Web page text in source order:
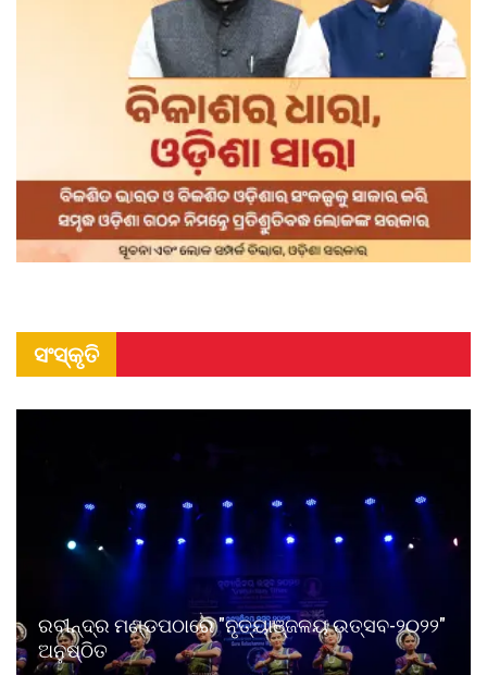
ସଂସ୍କୃତି
ରବୀନ୍ଦ୍ର ମଣ୍ଡପଠାରେ "ନୃତ୍ୟାଞ୍ଜଳୟ ଉତ୍ସବ-୨୦୨୨"
ଅନୁଷ୍ଠିତ